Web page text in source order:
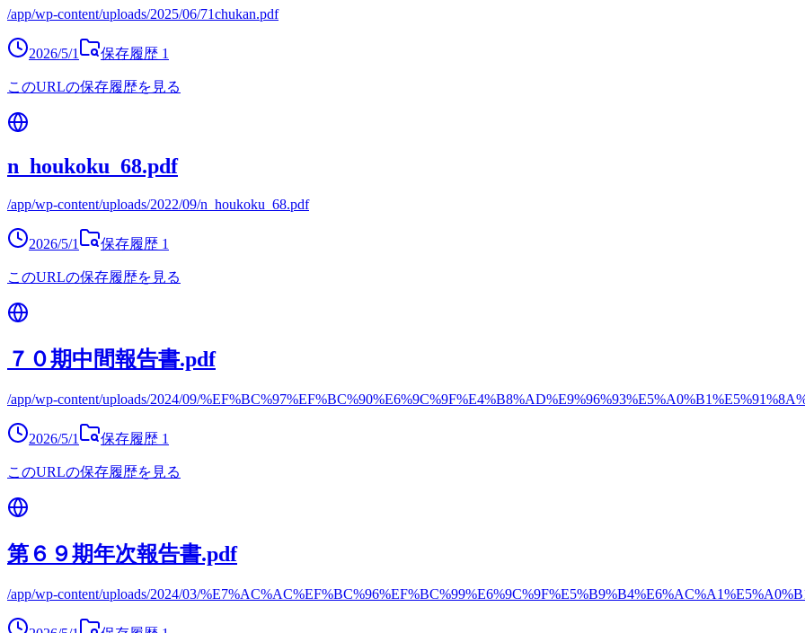
/app/wp-content/uploads/2025/06/71chukan.pdf
2026/5/1 保存履歴 1
このURLの保存履歴を見る
n_houkoku_68.pdf
/app/wp-content/uploads/2022/09/n_houkoku_68.pdf
2026/5/1 保存履歴 1
このURLの保存履歴を見る
７０期中間報告書.pdf
/app/wp-content/uploads/2024/09/
2026/5/1 保存履歴 1
このURLの保存履歴を見る
第６９期年次報告書.pdf
/app/wp-content/uploads/2024/03/